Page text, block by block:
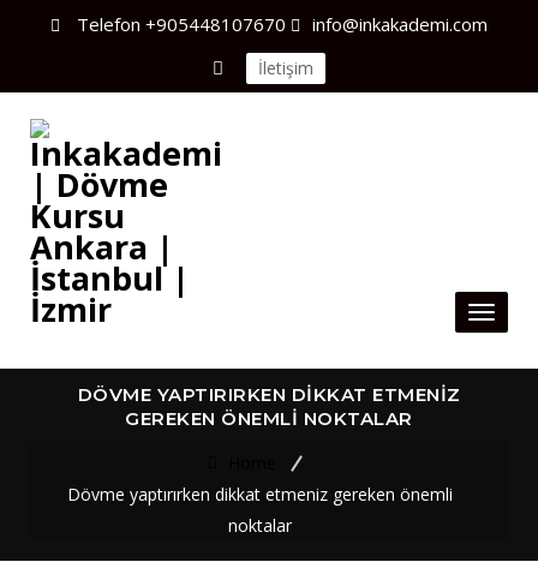
Telefon +905448107670 info@inkakademi.com
İletişim
Toggle
DÖVME YAPTIRIRKEN DIKKAT ETMENIZ
GEREKEN ÖNEMLI NOKTALAR
Dövme yaptırırken dikkat etmeniz gereken önemli
noktalar